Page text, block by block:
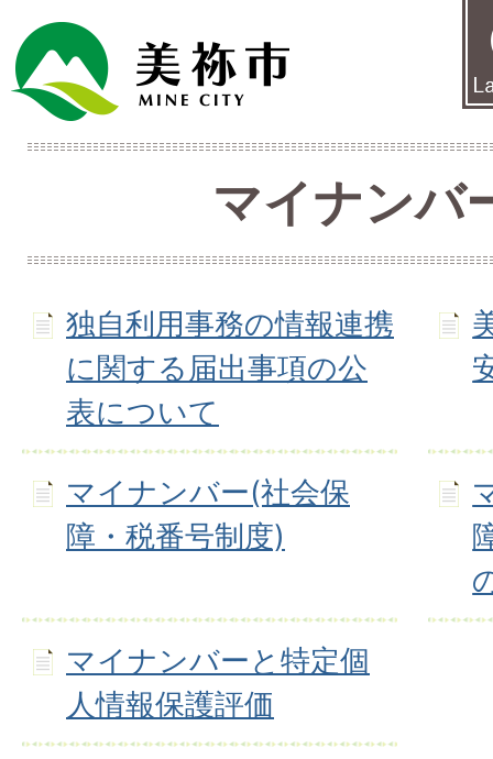
マイナンバ
独自利用事務の情報連携
に関する届出事項の公
表について
マイナンバー(社会保
障・税番号制度)
マイナンバーと特定個
人情報保護評価